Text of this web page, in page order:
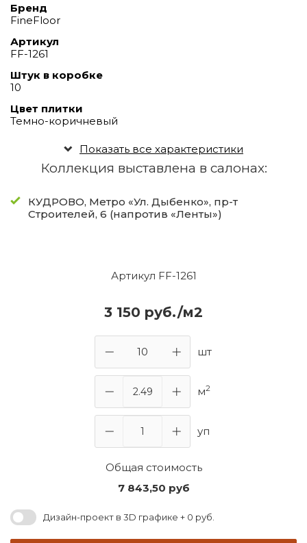
Артикул FF-1261
3 150 руб./м2
шт
м2
уп
Общая стоимость
7 843,50 руб
Дизайн-проект в 3D графике + 0 руб.
Коллекция выставлена в салонах:
КУДРОВО, Метро «Ул. Дыбенко», пр-т
Строителей, 6 (напротив «Ленты»)
Бренд
FineFloor
Артикул
FF-1261
Штук в коробке
10
Цвет плитки
Темно-коричневый
Показать все характеристики